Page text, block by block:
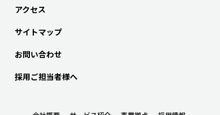
アクセス
サイトマップ
お問い合わせ
採用ご担当者様へ